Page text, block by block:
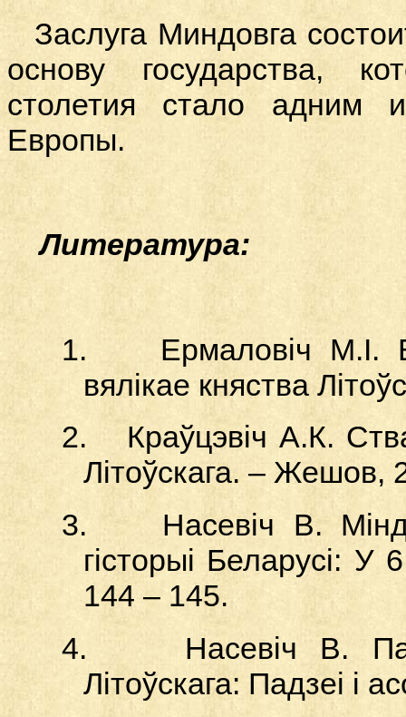
Заслуга Миндовга
основу государства,
столетия стало адним
Европы.
Литература:
1.
Ермаловіч М.І.
вялікае княства
2.
Краўцэвіч А.К.
Літоўскага. – Жешов,
3.
Насевіч В.
гісторыі Беларусі: У
144– 145.
4.
Насевіч В.
Літоўскага: Падзеі і